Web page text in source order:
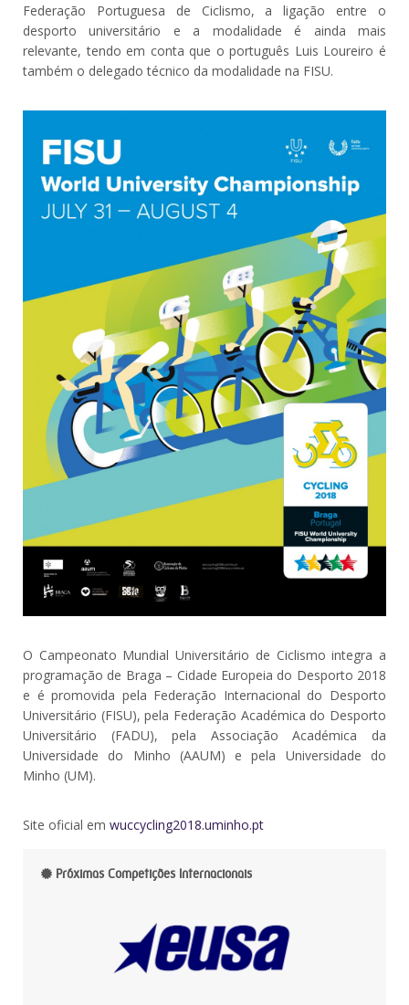
Federação Portuguesa de Ciclismo, a ligação entre o
desporto universitário e a modalidade é ainda mais
relevante, tendo em conta que o português Luis Loureiro é
também o delegado técnico da modalidade na FISU.
O Campeonato Mundial Universitário de Ciclismo integra a
programação de Braga – Cidade Europeia do Desporto 2018
e é promovida pela Federação Internacional do Desporto
Universitário (FISU), pela Federação Académica do Desporto
Universitário (FADU), pela Associação Académica da
Universidade do Minho (AAUM) e pela Universidade do
Minho (UM).
Site oficial em wuccycling2018.uminho.pt
Próximas Competições Internacionais